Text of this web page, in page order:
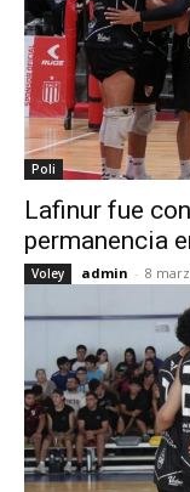
Poli
Lafinur fue
permanencia
Voley admin - 8